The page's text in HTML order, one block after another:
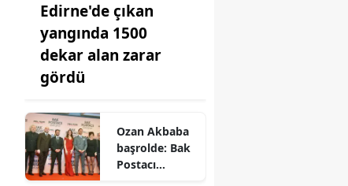
Edirne'de çıkan
yangında 1500
dekar alan zarar
gördü
Ozan Akbaba
başrolde: Bak
Postacı